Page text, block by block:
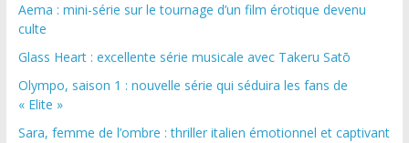
Aema : mini-série sur le tournage d’un film érotique devenu
culte
Glass Heart : excellente série musicale avec Takeru Satō
Olympo, saison 1 : nouvelle série qui séduira les fans de
« Elite »
Sara, femme de l’ombre : thriller italien émotionnel et captivant